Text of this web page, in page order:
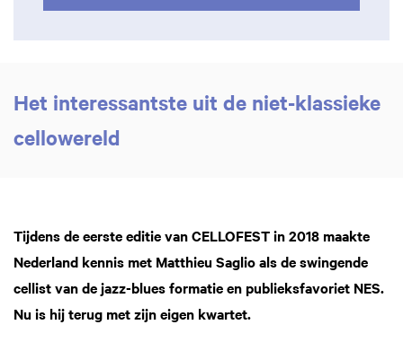
Het interessantste uit de niet-klassieke
cellowereld
Tijdens de eerste editie van CELLOFEST in 2018 maakte
Nederland kennis met Matthieu Saglio als de swingende
cellist van de jazz-blues formatie en publieksfavoriet NES.
Nu is hij terug met zijn eigen kwartet.